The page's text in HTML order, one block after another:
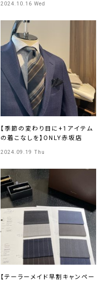
2024.10.16 Wed
【季節の変わり目に+1アイテム
の着こなしを】ONLY赤坂店
2024.09.19 Thu
【テーラーメイド早割キャンペー